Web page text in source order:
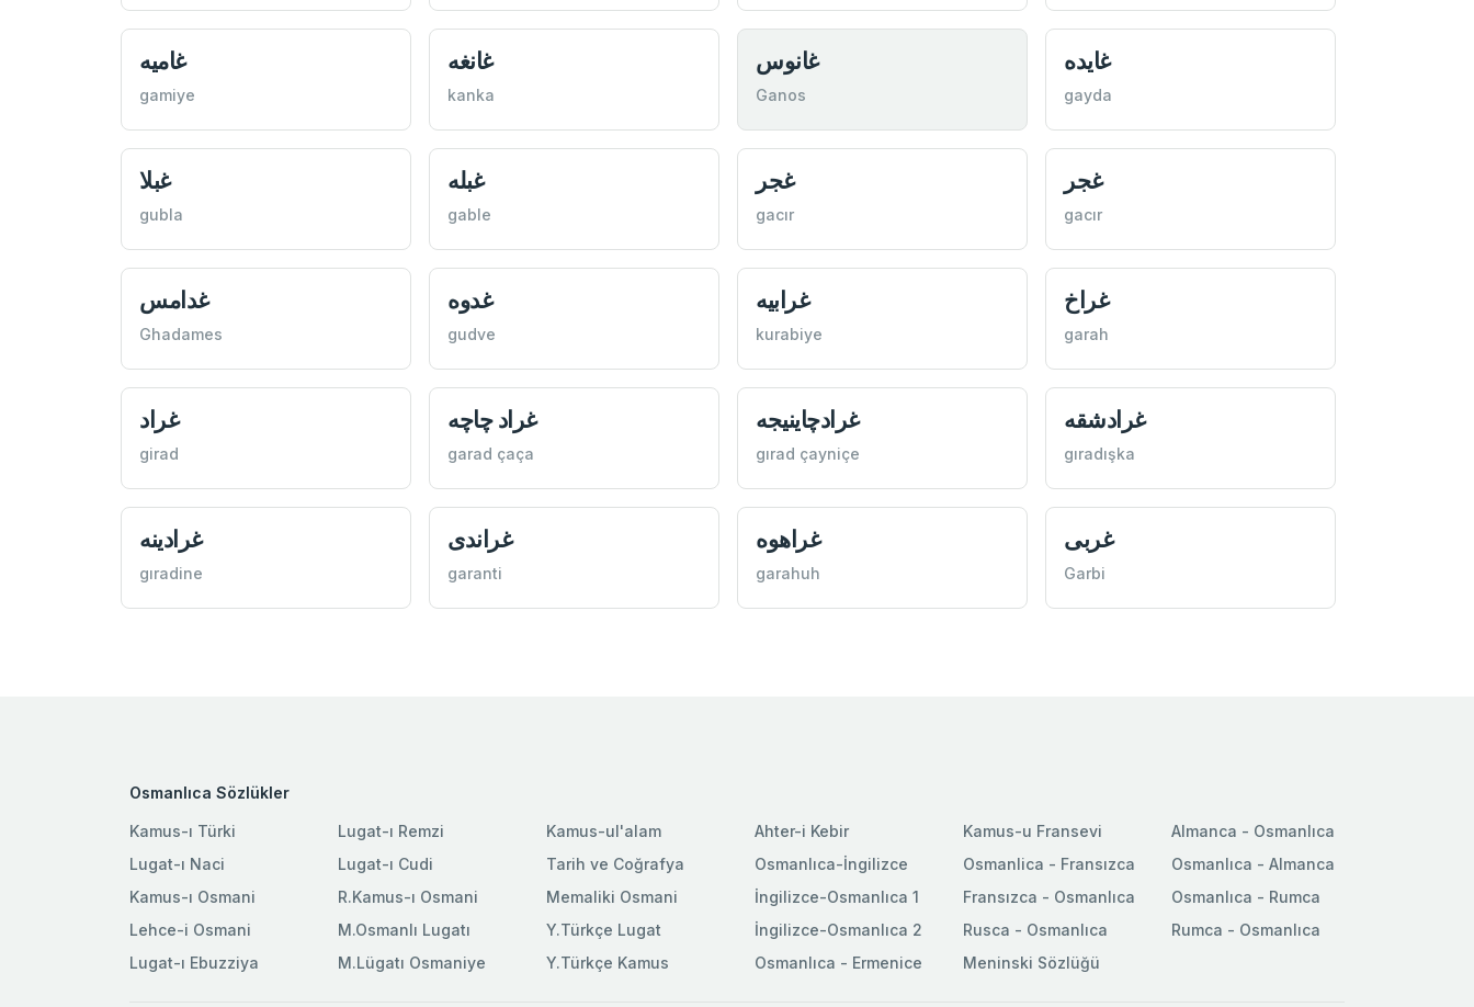
غاميه
gamiye
غانغه
kanka
غانوس
Ganos
غايده
gayda
غبلا
gubla
غبله
gable
غجر
gacır
غجر
gacır
غدامس
Ghadames
غدوه
gudve
غرابيه
kurabiye
غراخ
garah
غراد
girad
غراد چاچه
garad çaça
غرادچاینيجه
gırad çayniçe
غرادشقه
gıradışka
غرادينه
gıradine
غراندی
garanti
غراهوه
garahuh
غربی
Garbi
Osmanlıca Sözlükler
Kamus-ı Türki
Lugat-ı Naci
Kamus-ı Osmani
Lehce-i Osmani
Lugat-ı Ebuzziya
Lugat-ı Remzi
Lugat-ı Cudi
R.Kamus-ı Osmani
M.Osmanlı Lugatı
M.Lügatı Osmaniye
Kamus-ul'alam
Tarih ve Coğrafya
Memaliki Osmani
Y.Türkçe Lugat
Y.Türkçe Kamus
Ahter-i Kebir
Osmanlıca-İngilizce
İngilizce-Osmanlıca 1
İngilizce-Osmanlıca 2
Osmanlıca - Ermenice
Kamus-u Fransevi
Osmanlica - Fransızca
Fransızca - Osmanlıca
Rusca - Osmanlıca
Meninski Sözlüğü
Almanca - Osmanlıca
Osmanlıca - Almanca
Osmanlıca - Rumca
Rumca - Osmanlıca